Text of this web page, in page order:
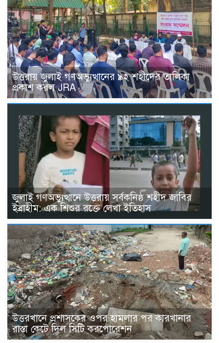
উত্তরায় জুলাই গণঅভ্যুত্থানের ৯২ শহীদের তালিকা
প্রকাশ করল JRA
জুলাই গণঅভ্যুত্থানে উত্তরায় সর্বকনিষ্ঠ শহীদ জাবির
ইব্রাহীম: এক শিশুর রক্তে লেখা ইতিহাস
উত্তরখানে প্রশাসকের ওপর হামলার পর কারখানার
রাস্তা কেটে দিল সিটি করপোরেশন